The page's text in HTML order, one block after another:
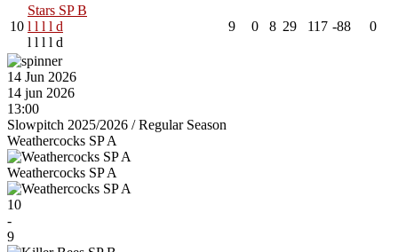
10
Stars SP B
l l l l d
l l l l d
9 0 8 29 117 -88 0
14 Jun 2026
14 jun 2026
13:00
Slowpitch 2025/2026 /Regular Season
Weathercocks SP A
Weathercocks SP A
10
-
9